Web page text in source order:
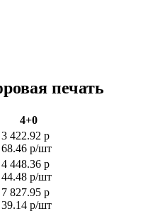
печать
4+0
3 422.92 р
68.46 р/шт
4 448.36 р
44.48 р/шт
7 827.95 р
39.14 р/шт